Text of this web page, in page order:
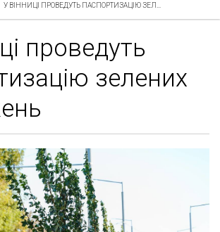
У ВІННИЦІ ПРОВЕДУТЬ ПАСПОРТИЗАЦІЮ ЗЕЛ...
проведуть
зелених